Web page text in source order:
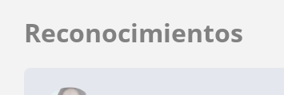
Reconocimientos